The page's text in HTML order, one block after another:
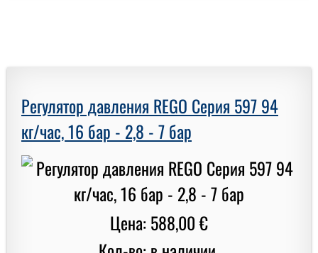
Регулятор давления REGO Серия 597 94
кг/час, 16 бар - 2,8 - 7 бар
Цена: 588,00 €